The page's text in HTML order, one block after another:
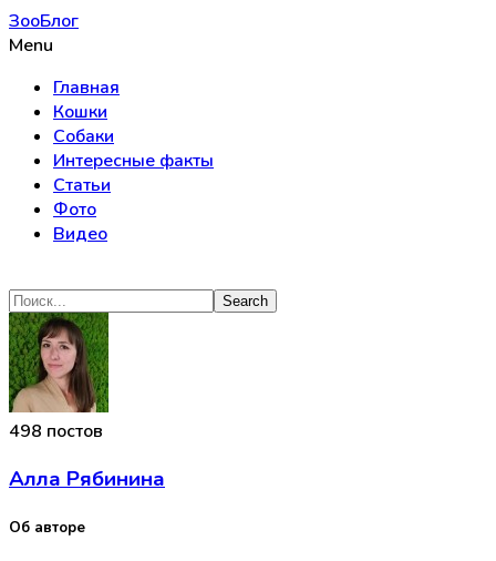
ЗооБлог
Menu
Главная
Кошки
Собаки
Интересные факты
Статьи
Фото
Видео
498 постов
Алла Рябинина
Об авторе